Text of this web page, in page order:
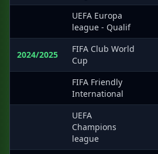
UEFA Europa
league - Qualif
2024/2025
FIFA Club World
Cup
FIFA Friendly
International
UEFA
Champions
league